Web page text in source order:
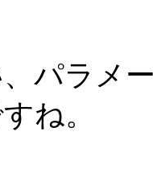
パラメ
ね。